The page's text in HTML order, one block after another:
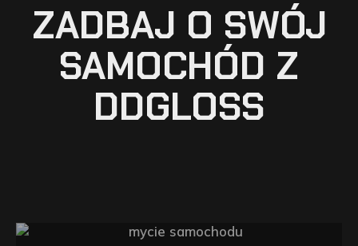
ZADBAJ O SWÓJ
SAMOCHÓD Z
DDGLOSS